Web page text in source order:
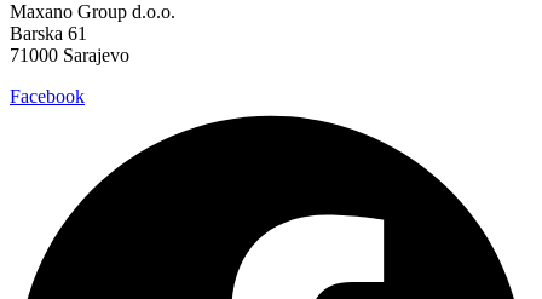
Maxano Group d.o.o.
Barska 61
71000 Sarajevo
Facebook